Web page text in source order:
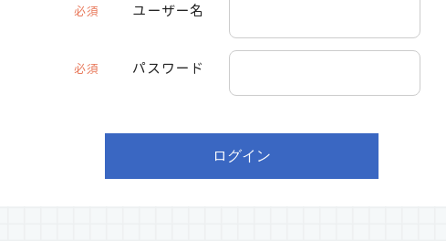
ユーザー名
必須
パスワード
必須